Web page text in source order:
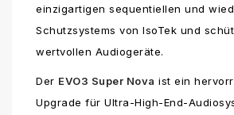
einzigartigen sequentiellen und
Schutzsystems von IsoTek und
wertvollen Audiogeräte.
Der EVO3 Super Nova ist ein
Upgrade für Ultra-High-End-